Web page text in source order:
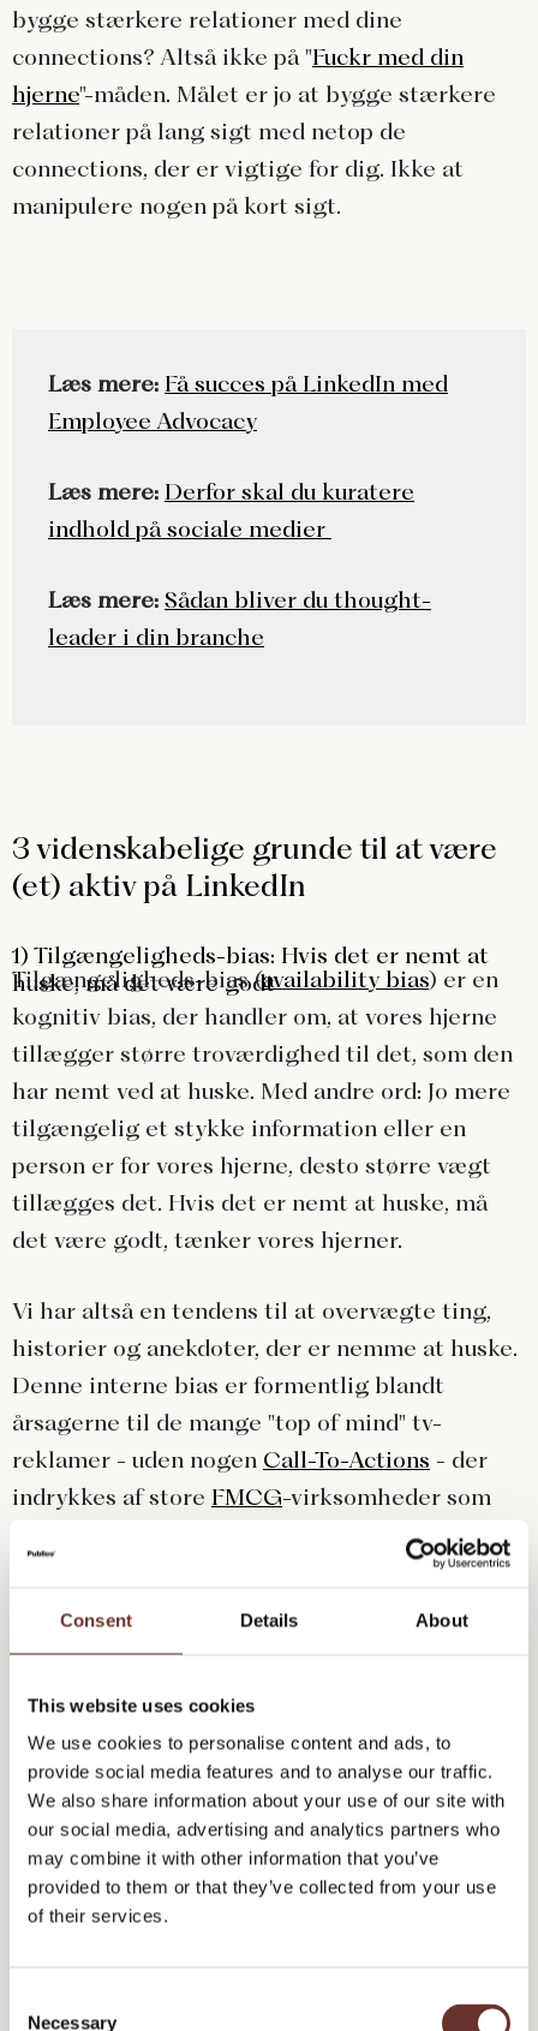
Consent Details About
This website uses cookies
We use cookies to personalise content and ads, to
provide social media features and to analyse our traffic.
We also share information about your use of our site with
our social media, advertising and analytics partners who
may combine it with other information that you’ve
provided to them or that they’ve collected from your use
of their services.
Necessary
bygge stærkere relationer med dine
connections? Altså ikke på "Fuckr med din
hjerne"-måden. Målet er jo at bygge stærkere
relationer på lang sigt med netop de
connections, der er vigtige for dig. Ikke at
manipulere nogen på kort sigt.
Læs mere: Få succes på LinkedIn med
Employee Advocacy
Læs mere: Derfor skal du kuratere
indhold på sociale medier
Læs mere: Sådan bliver du thought-
leader i din branche
3 videnskabelige grunde til at være
(et) aktiv på LinkedIn
1) Tilgængeligheds-bias: Hvis det er nemt at
huske, må det være godt
Tilgængeligheds-bias (availability bias) er en
kognitiv bias, der handler om, at vores hjerne
tillægger større troværdighed til det, som den
har nemt ved at huske. Med andre ord: Jo mere
tilgængelig et stykke information eller en
person er for vores hjerne, desto større vægt
tillægges det. Hvis det er nemt at huske, må
det være godt, tænker vores hjerner.
Vi har altså en tendens til at overvægte ting,
historier og anekdoter, der er nemme at huske.
Denne interne bias er formentlig blandt
årsagerne til de mange "top of mind" tv-
reklamer - uden nogen Call-To-Actions - der
indrykkes af store FMCG-virksomheder som
millionbeløb. De ønsker at poppe frem i din
primitive hjerne, næste gang du tænker "jeg er
sulten" eller "jeg burde også løbetræne".
Hver gang du skriver eller deler noget på
LinkedIn, der rammer dine connections' feed,
måske mens de er på potten, lyder der et
lille ping i deres hjerne. Et ping, der minder
dem om dig og gør det nemmere for deres
hjerner at huske dig. Det gælder også, selvom
ikke sikkert, de ville være bevidste om det lille